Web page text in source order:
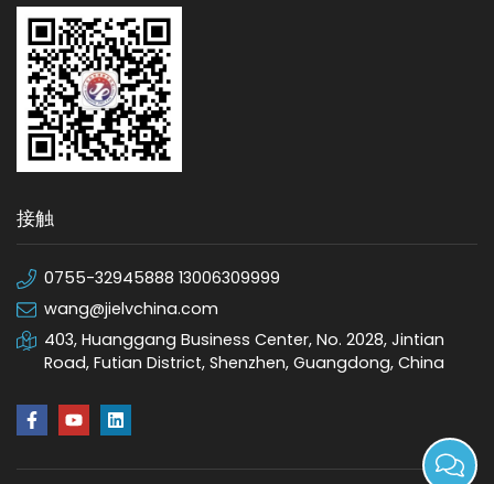
接触
0755-32945888 13006309999
wang@jielvchina.com
403, Huanggang Business Center, No. 2028, Jintian
Road, Futian District, Shenzhen, Guangdong, China